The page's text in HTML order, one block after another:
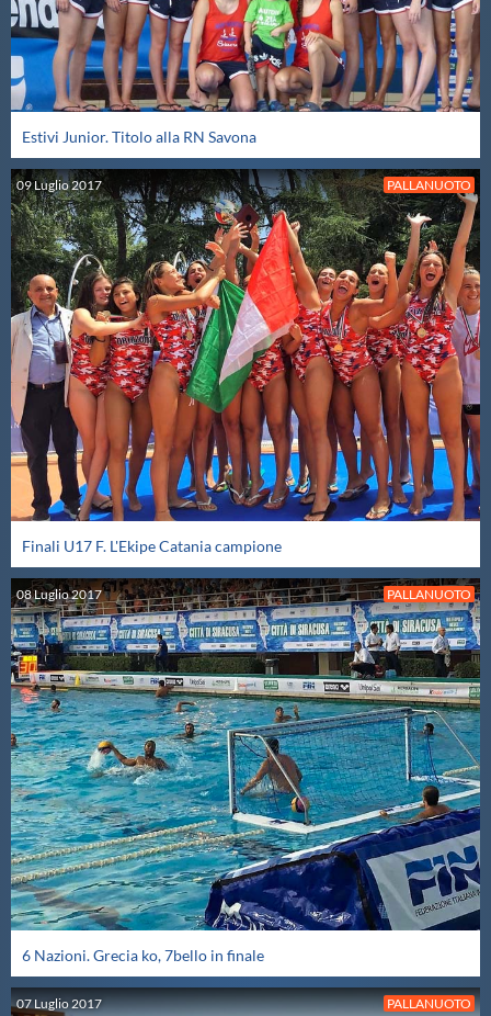
Protezione Civile
Qualità
Sostenibilità
Privacy
Cookie Policy
Archivio News
Flash News
Galleria fotografica
Videogallery
Intranet
Webmail
Contatti
Mappa del sito
Estivi Junior. Titolo alla RN Savona
PALLANUOTO
09Luglio2017
Finali U17 F. L'Ekipe Catania campione
PALLANUOTO
08Luglio2017
6 Nazioni. Grecia ko, 7bello in finale
PALLANUOTO
07Luglio2017